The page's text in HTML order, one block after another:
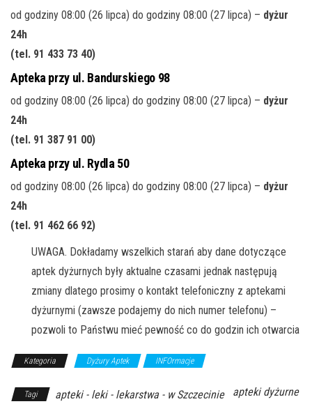
od godziny 08:00 (26 lipca) do godziny 08:00 (27 lipca) – dyżur
24h
(tel. 91 433 73 40)
Apteka przy ul. Bandurskiego 98
od godziny 08:00 (26 lipca) do godziny 08:00 (27 lipca) – dyżur
24h
(tel. 91 387 91 00)
Apteka przy ul. Rydla 50
od godziny 08:00 (26 lipca) do godziny 08:00 (27 lipca) – dyżur
24h
(tel. 91 462 66 92)
UWAGA. Dokładamy wszelkich starań aby dane dotyczące
aptek dyżurnych były aktualne czasami jednak następują
zmiany dlatego prosimy o kontakt telefoniczny z aptekami
dyżurnymi (zawsze podajemy do nich numer telefonu) –
pozwoli to Państwu mieć pewność co do godzin ich otwarcia
Kategoria Dyżury Aptek INFOrmacje
Tagi apteki - leki - lekarstwa - w Szczecinie
apteki dyżurne